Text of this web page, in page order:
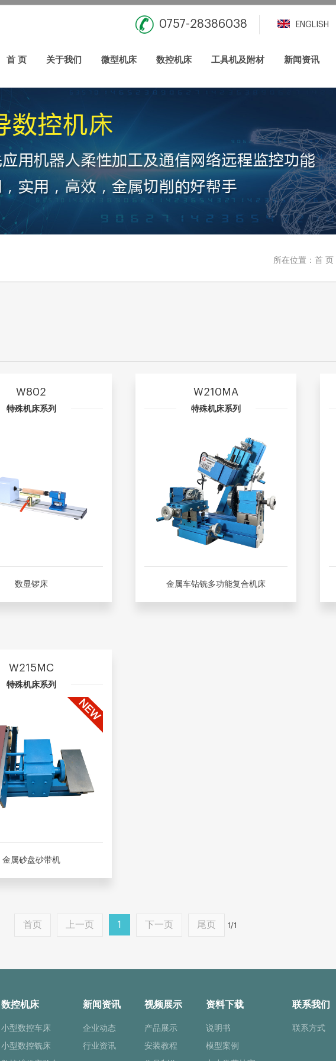
0757-28386038 ENGLISH
首 页 关于我们 微型机床 数控机床 工具机及附材 新闻资讯
所在位置： 首 页
W802
特殊机床系列
数显锣床
W210MA
特殊机床系列
金属车钻铣多功能复合机床
W215MC
特殊机床系列
金属砂盘砂带机
首页 上一页 1 下一页 尾页 1/1
数控机床
小型数控车床
小型数控铣床
新闻资讯
企业动态
行业资讯
视频展示
产品展示
安装教程
资料下载
说明书
模型案例
联系我们
联系方式